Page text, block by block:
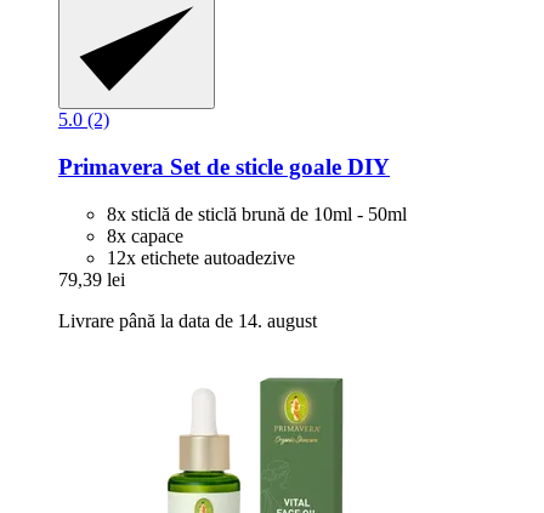
5.0 (2)
Primavera Set de sticle goale DIY
8x sticlă de sticlă brună de 10ml - 50ml
8x capace
12x etichete autoadezive
79,39 lei
Livrare până la data de 14. august